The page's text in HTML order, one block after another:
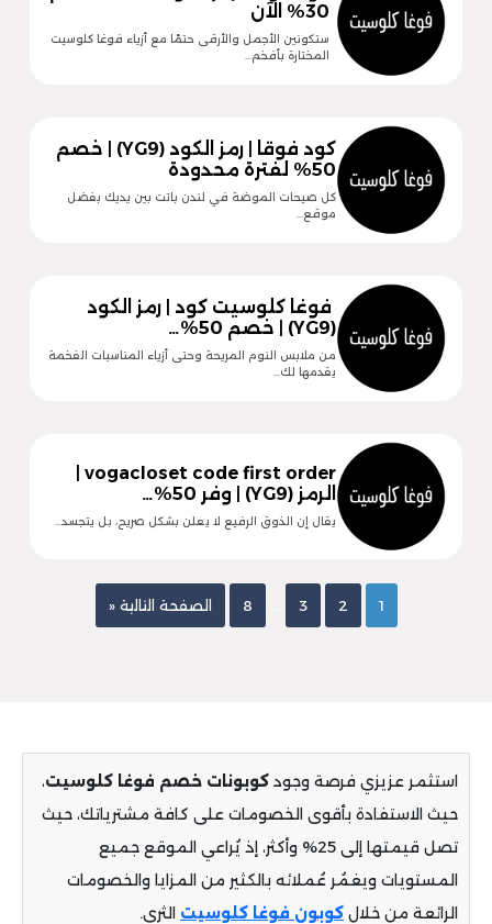
30% الآن
ستكونين الأجمل والأرقى حتمًا مع أزياء فوغا كلوسيت
المختارة بأفخم…
كود فوقا | رمز الكود (YG9) | خصم
50% لفترة محدودة
كل صيحات الموضة في لندن باتت بين يديك بفضل
موقع…
فوغا كلوسيت كود | رمز الكود
(YG9) | خصم 50%…
من ملابس النوم المريحة وحتى أزياء المناسبات الفخمة
يقدمها لك…
الرمز (YG9) | وفر 50%…
يقال إن الذوق الرفيع لا يعلن بشكل صريح، بل يتجسد…
1
2
3
8 الصفحة التالية «
استثمر عزيزي فرصة وجود كوبونات خصم فوغا كلوسيت،
حيث الاستفادة بأقوى الخصومات على كافة مشترياتك، حيث
تصل قيمتها إلى 25% وأكثر، إذ يُراعي الموقع جميع
المستويات ويغمُر عُملائه بالكثير من المزايا والخصومات
الرائعة من خلال كوبون فوغا كلوسيت الثري.